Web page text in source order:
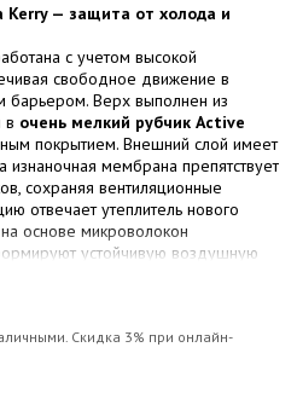
Kerry — защита от холода и
с учетом высокой
свободное движение в
барьером. Верх выполнен из
в очень мелкий рубчик Active
покрытием. Внешний слой имеет
мембрана препятствует
сохраняя вентиляционные
отвечает утеплитель нового
на основе микроволокон
устойчивую воздушную
удерживает тепло тела в
очень мелкий рубчик);
Скидка 3% при онлайн-